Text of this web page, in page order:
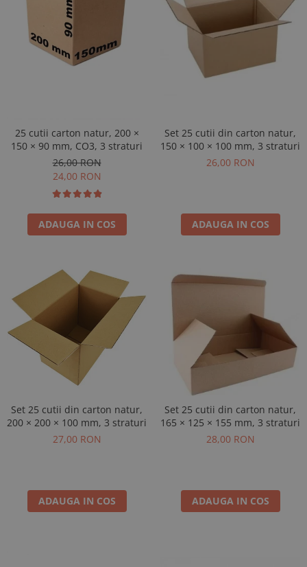
25 cutii carton natur, 200 ×
150 × 90 mm, CO3, 3 straturi
26,00 RON
24,00 RON
ADAUGA IN COS
Set 25 cutii din carton natur,
150 × 100 × 100 mm, 3 straturi
26,00 RON
ADAUGA IN COS
Set 25 cutii din carton natur,
200 × 200 × 100 mm, 3 straturi
27,00 RON
ADAUGA IN COS
Set 25 cutii din carton natur,
165 × 125 × 155 mm, 3 straturi
28,00 RON
ADAUGA IN COS